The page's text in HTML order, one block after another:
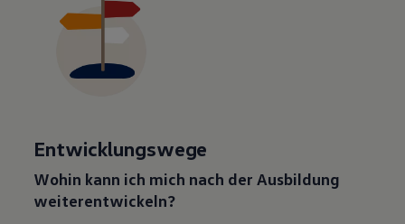
Entwicklungswege
Wohin kann ich mich nach der Ausbildung
weiterentwickeln?